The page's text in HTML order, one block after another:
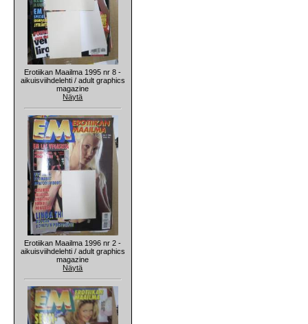
Erotiikan Maailma 1995 nr 8 -
aikuisviihdelehti / adult graphics
magazine
Näytä
Erotiikan Maailma 1996 nr 2 -
aikuisviihdelehti / adult graphics
magazine
Näytä